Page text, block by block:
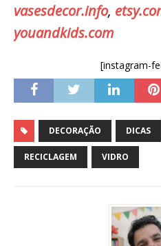
vasesdecor.info,
youandkids.com
[instagram-
DECORAÇÃO DICAS
RECICLAGEM VIDRO